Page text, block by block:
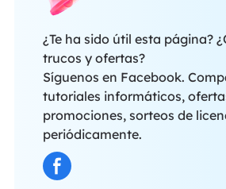
¿Te ha sido útil esta página?
trucos y ofertas?
Síguenos en Facebook.
tutoriales informáticos,
promociones, sorteos de
periódicamente.